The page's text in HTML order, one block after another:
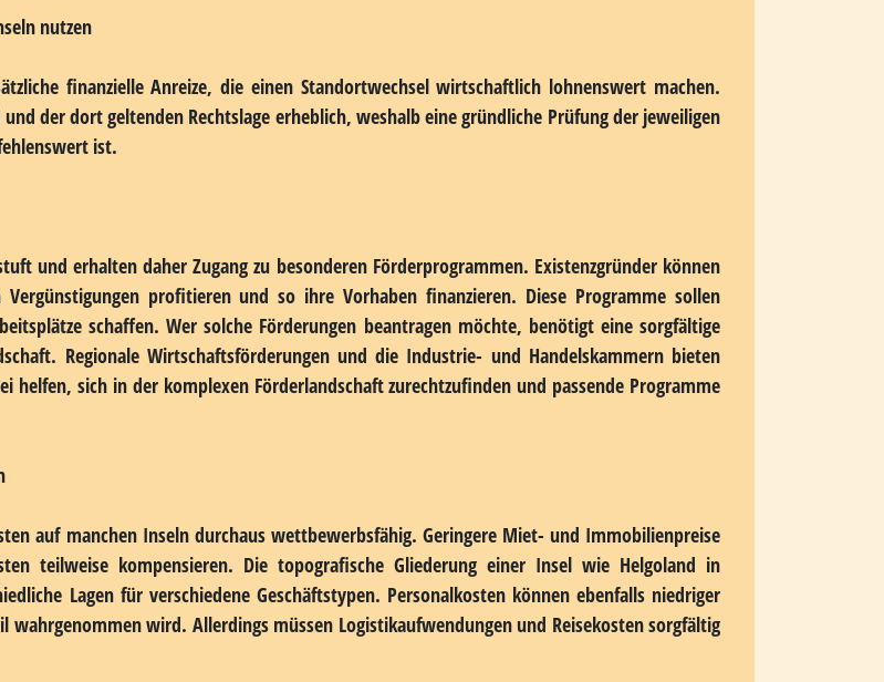
beliebten Shoppingziel gemacht. Für Unternehmer bedeutet dies vereinfachte
schlankere Verwaltungsstrukturen, was Genehmigungsverfahren beschleunigen kann.
Windenergie, Meeresressourcen und die maritime Lage, die sich durch ihre besonderen
Ansatzpunkte für spezialisierte Geschäftsmodelle, die auf die Nutzung dieser natürlichen
von festlandbasierten Konzepten deutlich unterscheiden können. Inseln bieten
erstklassige Arbeitsbedingungen. Gleichzeitig sorgt die begrenzte Verfügbarkeit von
durch Wettbewerber.
nutzen
der dort geltenden Rechtslage erheblich, weshalb eine gründliche Prüfung der jeweiligen
ist.
und erhalten daher Zugang zu besonderen Förderprogrammen. Existenzgründer können
profitieren und so ihre Vorhaben finanzieren. Diese Programme sollen